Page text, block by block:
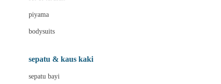
Beauty Barn
Bio Oil
piyama
bodysuits
sepatu & kaus kaki
sepatu bayi